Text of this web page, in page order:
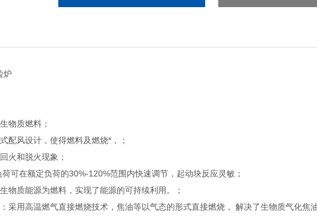
炉
物质燃料；
配风设计，使得燃料及燃烧*，；
火和脱火现象；
可在额定负荷的30%-120%范围内快速调节，起动块反应灵敏；
物质能源为燃料，实现了能源的可持续利用。；
采用高温燃气直接燃烧技术，焦油等以气态的形式直接燃烧， 解决了生物质气化焦